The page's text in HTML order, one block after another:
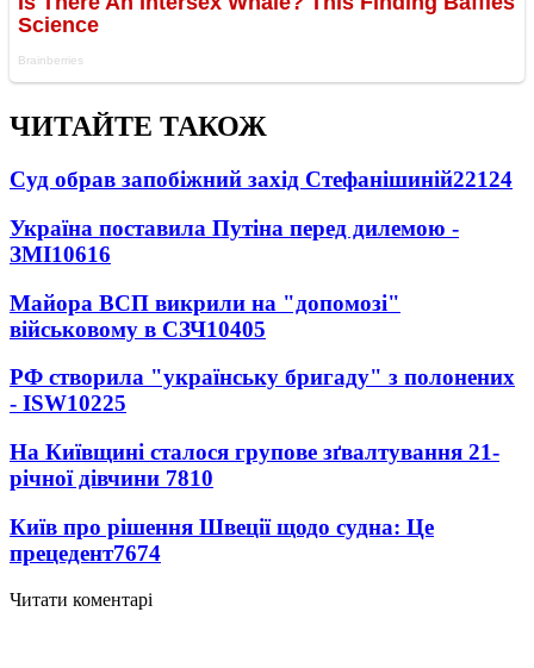
ЧИТАЙТЕ ТАКОЖ
Суд обрав запобіжний захід Стефанішиній22124
Україна поставила Путіна перед дилемою -
ЗМІ10616
Майора ВСП викрили на "допомозі"
військовому в СЗЧ10405
РФ створила "українську бригаду" з полонених
- ISW10225
На Київщині сталося групове зґвалтування 21-
річної дівчини 7810
Київ про рішення Швеції щодо судна: Це
прецедент7674
Читати коментарі